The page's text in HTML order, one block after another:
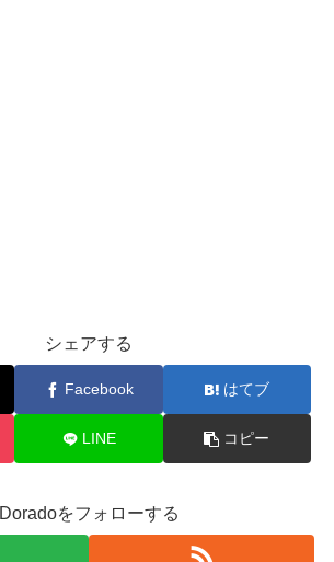
シェアする
Facebook はてブ
LINE コピー
Doradoをフォローする